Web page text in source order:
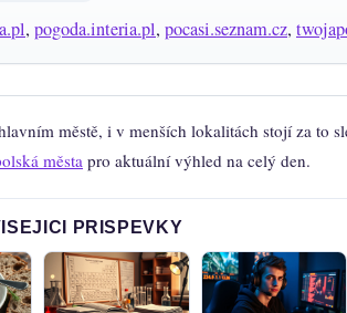
, pogoda.interia.pl, pocasi.seznam.cz,
městě, i v menších lokalitách stojí za to
města pro aktuální výhled na celý den.
PRISPEVKY